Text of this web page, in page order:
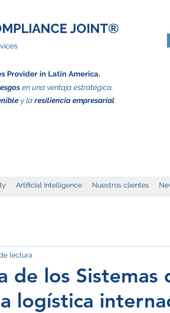
JOINT®
Provider in Latin America.
en una ventaja estratégica,
y la resiliencia empresarial.
Artificial Intelligence Nuestros clientes
de los Sistemas
logística
lectura